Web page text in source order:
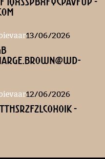
13/06/2026
12/06/2026
-